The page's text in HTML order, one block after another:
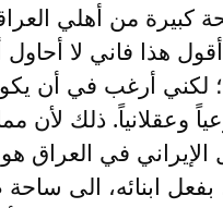
كبيرة من أهلي
هذا فاني لا أحاول
لكني أرغب في أن
وعقلانياً. ذلك لأن
الإيراني في العراق
ابنائه، الى